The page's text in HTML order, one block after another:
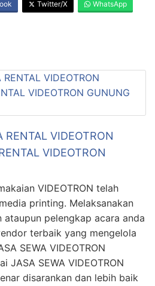
Twitter/X WhatsApp
RENTAL VIDEOTRON
VIDEOTRON
VIDEOTRON telah
printing. Melaksanakan
pelengkap acara anda
terbaik yang mengelola
SEWA VIDEOTRON
JASA SEWA VIDEOTRON
disarankan dan lebih baik